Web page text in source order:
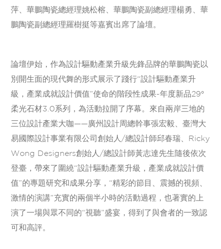
萍、華鵬陶瓷總經理姚松榕、華鵬陶瓷副總經理楊勇、華
鵬陶瓷副總經理羅樹挺等嘉賓出席了論壇。
論壇伊始，作為設計驅動產業升級先鋒品牌的華鵬陶瓷以
別開生面的現代舞的形式展示了踐行“設計驅動產業升
級，產業成就設計價值”使命的階段性成果-年度新品29°
柔光石材3.0系列，為活動拉開了序幕。來自兩岸三地的
三位設計產業大咖——廣州設計周總幹事張宏毅、臺灣大
易國際設計事業有限公司創始人/總設計師邱春瑞、Ricky
Wong Designers創始人/總設計師黃志達先生隨後依次
登臺，帶來了圍繞“設計驅動產業升級，產業成就設計價
值”的專題研究和成果分享，“精彩的節目、震撼的視頻、
激情的演講”充實的兩個半小時的活動過程，也著實的上
演了一場與眾不同的“視聽”盛宴，得到了與會者的一致認
可和高評。